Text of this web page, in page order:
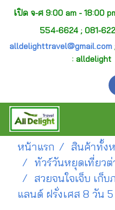
เปิด จ-ศ 9:00 am - 18:00
554-6624 ; 081-
alldelighttravel@gmail.com
:
หน้าแรก
สินค้าทั้ง
ทัวร์วันหยุดเที่ยวต่
สวยจนใจเจ็บ เก็
แลนด์ ฝรั่งเศส 8 วัน